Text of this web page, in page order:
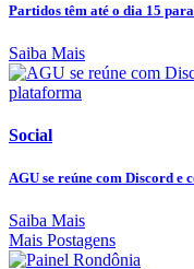
Partidos têm até o dia 15
Saiba Mais
Social
AGU se reúne com Discord
Saiba Mais
Mais Postagens